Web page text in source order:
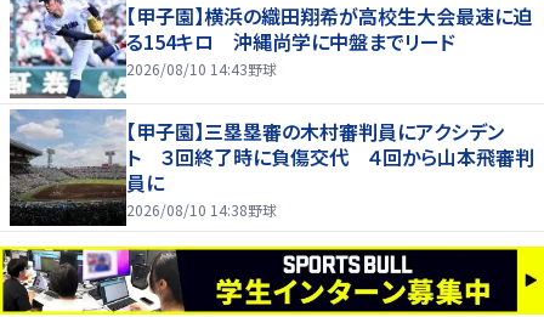
【甲子園】横浜の織田翔希が高校生大会最速に迫
る154キロ 沖縄尚学に中盤までリード
2026/08/10 14:43野球
【甲子園】三塁塁審の木村審判員にアクシデン
ト ３回終了時に負傷交代 ４回から山本飛審判
員に
2026/08/10 14:38野球